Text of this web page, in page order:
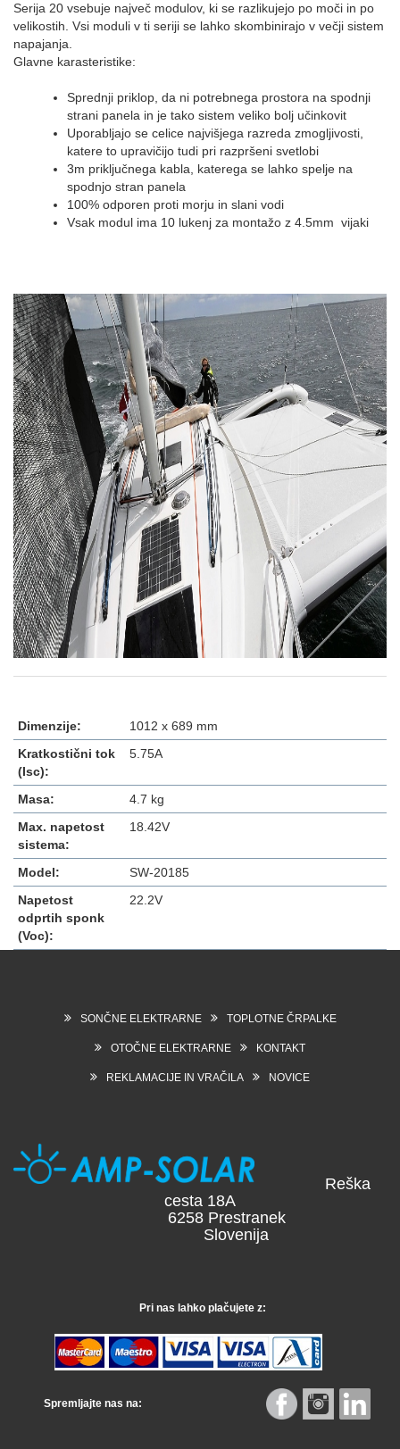
Serija 20 vsebuje največ modulov, ki se razlikujejo po moči in po
velikostih. Vsi moduli v ti seriji se lahko skombinirajo v večji sistem
napajanja.
Glavne karasteristike:
Sprednji priklop, da ni potrebnega prostora na spodnji
strani panela in je tako sistem veliko bolj učinkovit
Uporabljajo se celice najvišjega razreda zmogljivosti,
katere to upravičijo tudi pri razpršeni svetlobi
3m priključnega kabla, katerega se lahko spelje na
spodnjo stran panela
100% odporen proti morju in slani vodi
Vsak modul ima 10 lukenj za montažo z 4.5mm vijaki
Dimenzije:
1012 x 689 mm
Kratkostični tok
(Isc):
5.75A
Masa:
4.7 kg
Max. napetost
sistema:
18.42V
Model:
SW-20185
Napetost
odprtih sponk
(Voc):
22.2V
SONČNE ELEKTRARNE TOPLOTNE ČRPALKE
OTOČNE ELEKTRARNE KONTAKT
REKLAMACIJE IN VRAČILA NOVICE
Reška
cesta 18A
6258 Prestranek
Slovenija
Pri nas lahko plačujete z:
Spremljajte nas na: